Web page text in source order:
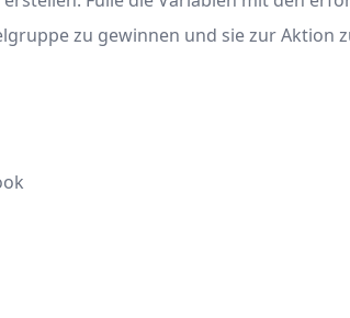
zu gewinnen und sie zur Aktion